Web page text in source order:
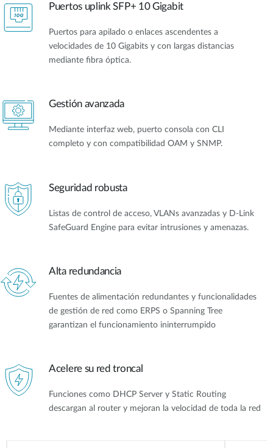
Puertos uplink SFP+ 10 Gigabit
Puertos para apilado o enlaces ascendentes a
velocidades de 10 Gigabits y con largas distancias
mediante fibra óptica.
Gestión avanzada
Mediante interfaz web, puerto consola con CLI
completo y con compatibilidad OAM y SNMP.
Seguridad robusta
Listas de control de acceso, VLANs avanzadas y D-Link
SafeGuard Engine para evitar intrusiones y amenazas.
Alta redundancia
Fuentes de alimentación redundantes y funcionalidades
de gestión de red como ERPS o Spanning Tree
garantizan el funcionamiento ininterrumpido
Acelere su red troncal
Funciones como DHCP Server y Static Routing
descargan al router y mejoran la velocidad de toda la red